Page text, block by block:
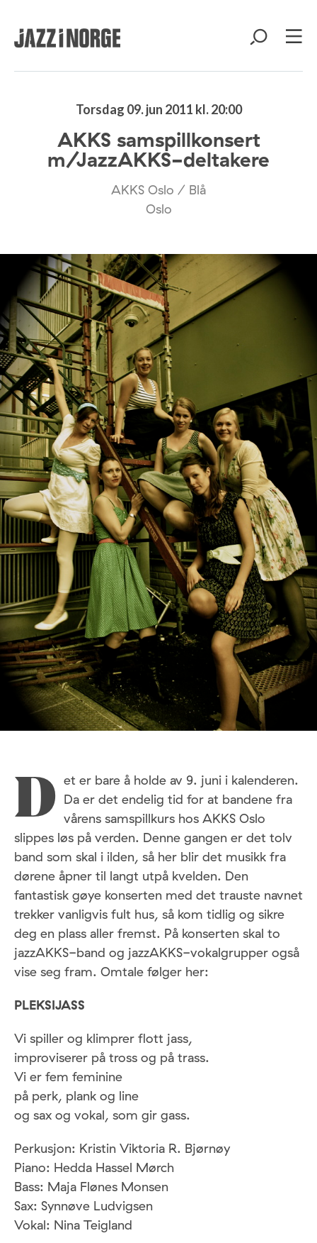
Torsdag 09. jun 2011 kl. 20:00
AKKS samspillkonsert
m/JazzAKKS-deltakere
AKKS Oslo / Blå
Oslo
D et er bare å holde av 9. juni i kalenderen.
Da er det endelig tid for at bandene fra
vårens samspillkurs hos AKKS Oslo
slippes løs på verden. Denne gangen er det tolv
band som skal i ilden, så her blir det musikk fra
dørene åpner til langt utpå kvelden. Den
fantastisk gøye konserten med det trauste navnet
trekker vanligvis fult hus, så kom tidlig og sikre
deg en plass aller fremst. På konserten skal to
jazzAKKS-band og jazzAKKS-vokalgrupper også
vise seg fram. Omtale følger her:
PLEKSIJASS
Vi spiller og klimprer flott jass,
improviserer på tross og på trass.
Vi er fem feminine
på perk, plank og line
og sax og vokal, som gir gass.
Perkusjon: Kristin Viktoria R. Bjørnøy
Piano: Hedda Hassel Mørch
Bass: Maja Flønes Monsen
Sax: Synnøve Ludvigsen
Vokal: Nina Teigland